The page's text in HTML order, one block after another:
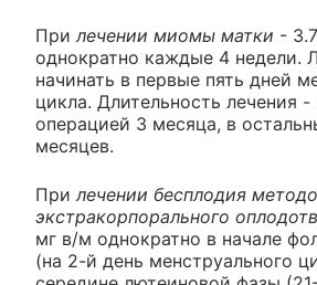
При лечении миомы матки -
однократно каждые 4 недели.
начинать в первые пять дней
цикла. Длительность лечения -
операцией 3 месяца, в
месяцев.
Прилечении бесплодия
экстракорпорального
мг в/м однократно в начале
(на 2-й день менструального